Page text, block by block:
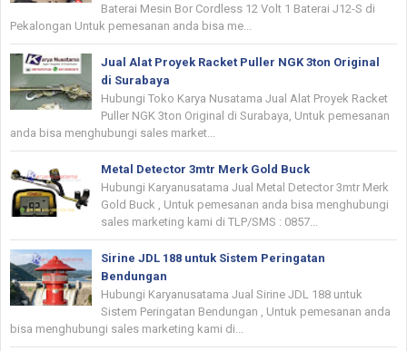
Baterai Mesin Bor Cordless 12 Volt 1 Baterai J12-S di
Pekalongan Untuk pemesanan anda bisa me...
Jual Alat Proyek Racket Puller NGK 3ton Original
di Surabaya
Hubungi Toko Karya Nusatama Jual Alat Proyek Racket
Puller NGK 3ton Original di Surabaya, Untuk pemesanan
anda bisa menghubungi sales market...
Metal Detector 3mtr Merk Gold Buck
Hubungi Karyanusatama Jual Metal Detector 3mtr Merk
Gold Buck , Untuk pemesanan anda bisa menghubungi
sales marketing kami di TLP/SMS : 0857...
Sirine JDL 188 untuk Sistem Peringatan
Bendungan
Hubungi Karyanusatama Jual Sirine JDL 188 untuk
Sistem Peringatan Bendungan , Untuk pemesanan anda
bisa menghubungi sales marketing kami di...